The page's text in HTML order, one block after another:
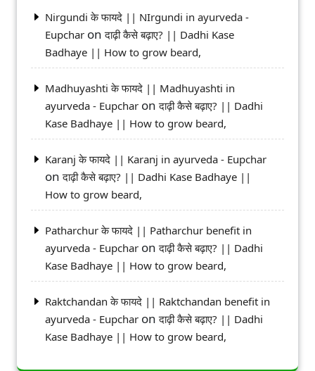
Nirgundi के फायदे || NIrgundi in ayurveda -
Eupchar onदाढ़ी कैसे बढ़ाए? || Dadhi Kase
Badhaye || How to grow beard,
Madhuyashti के फायदे || Madhuyashti in
ayurveda - Eupchar onदाढ़ी कैसे बढ़ाए? || Dadhi
Kase Badhaye || How to grow beard,
Karanj के फायदे || Karanj in ayurveda - Eupchar
onदाढ़ी कैसे बढ़ाए? || Dadhi Kase Badhaye ||
How to grow beard,
Patharchur के फायदे || Patharchur benefit in
ayurveda - Eupchar onदाढ़ी कैसे बढ़ाए? || Dadhi
Kase Badhaye || How to grow beard,
Raktchandan के फायदे || Raktchandan benefit in
ayurveda - Eupchar onदाढ़ी कैसे बढ़ाए? || Dadhi
Kase Badhaye || How to grow beard,